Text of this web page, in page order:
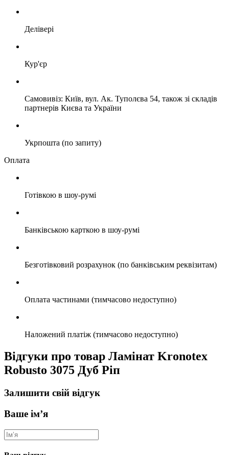
Делівері
Кур'єр
Самовивіз: Київ, вул. Ак. Туполєва 54, також зі складів
партнерів Києва та України
Укрпошта (по запиту)
Оплата
Готівкою в шоу-румі
Банківською карткою в шоу-румі
Безготівковий розрахунок (по банківським реквізитам)
Оплата частинами (тимчасово недоступно)
Наложений платіж (тимчасово недоступно)
Відгуки про товар Ламінат Kronotex
Robusto 3075 Дуб Ріп
Залишити свій відгук
Ваше ім’я